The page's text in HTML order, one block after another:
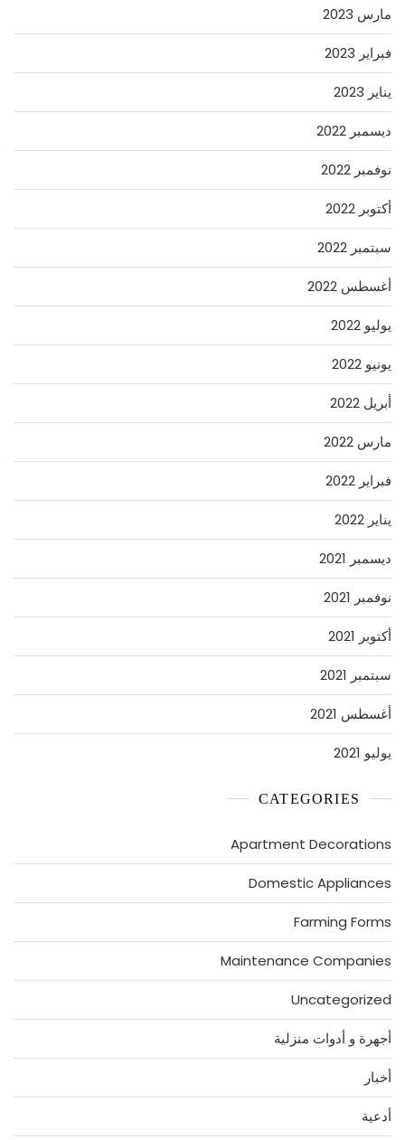
مارس 2023
فبراير 2023
يناير 2023
ديسمبر 2022
نوفمبر 2022
أكتوبر 2022
سبتمبر 2022
أغسطس 2022
يوليو 2022
يونيو 2022
أبريل 2022
مارس 2022
فبراير 2022
يناير 2022
ديسمبر 2021
نوفمبر 2021
أكتوبر 2021
سبتمبر 2021
أغسطس 2021
يوليو 2021
CATEGORIES
Apartment Decorations
Domestic Appliances
Farming Forms
Maintenance Companies
Uncategorized
أجهرة و أدوات منزلية
أخبار
أدعية